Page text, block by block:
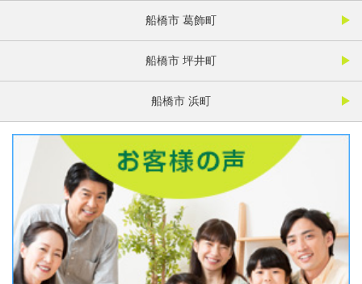
船橋市 葛飾町
船橋市 坪井町
船橋市 浜町